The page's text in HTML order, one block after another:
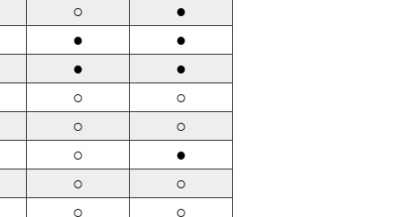
○ ●
● ●
● ●
○ ○
○ ○
○ ●
○ ○
○ ○